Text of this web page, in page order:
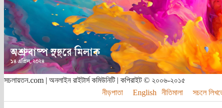
সচলায়তন.com | অনলাইন রাইটার্স কমিউনিটি | কপিরাইট © ২০০৬-২০১৫
নীড়পাতা
English নীতিমালা সচলে